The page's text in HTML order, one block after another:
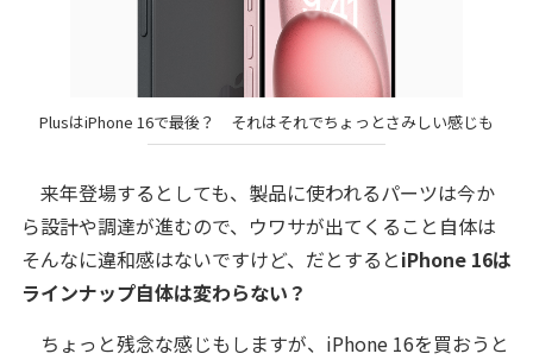
PlusはiPhone 16で最後？ それはそれでちょっとさみしい感じも
来年登場するとしても、製品に使われるパーツは今か
ら設計や調達が進むので、ウワサが出てくること自体は
そんなに違和感はないですけど、だとするとiPhone 16は
ラインナップ自体は変わらない？
ちょっと残念な感じもしますが、iPhone 16を買おうと